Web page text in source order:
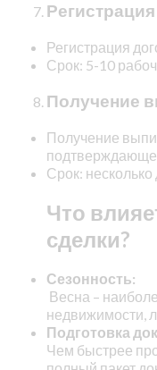
Регистрация
Срок: 5-10
Получение
Получение
Срок: несколько
Что
сделки?
Сезонность:
Весна –
недвижимости,
Подготовка
Чем быстрее